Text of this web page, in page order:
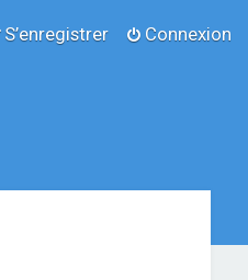
Connexion
S’enregistrer